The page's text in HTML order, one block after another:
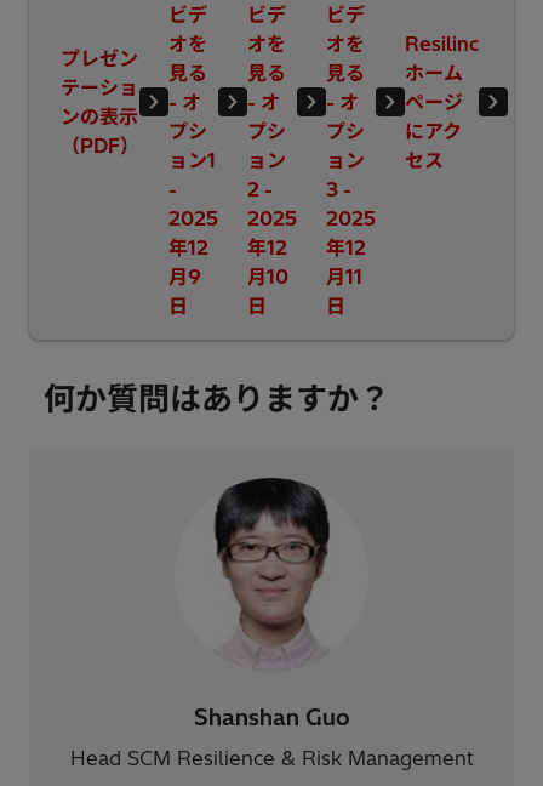
プレゼン
テーショ
ンの表示
（PDF）
ビデ
オを
見る
- オ
プシ
ョン1
-
2025
年12
月9
日
ビデ
オを
見る
- オ
プシ
ョン
2 -
2025
年12
月10
日
ビデ
オを
見る
- オ
プシ
ョン
3 -
2025
年12
月11
日
Resilinc
ホーム
ページ
にアク
セス
何か質問はありますか？
Shanshan Guo
Head SCM Resilience & Risk Management